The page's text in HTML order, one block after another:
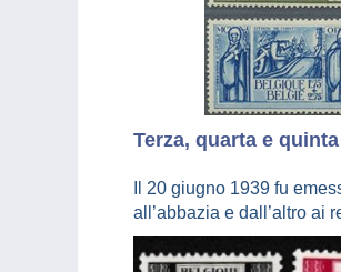
Terza, quarta e
Il 20 giugno 1939 fu
all’abbazia e dall’altro ai